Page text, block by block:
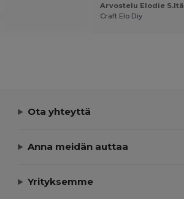
Arvostelu Elodie S.ltä
Craft Elo Diy
Ota yhteyttä
Anna meidän auttaa
Yrityksemme